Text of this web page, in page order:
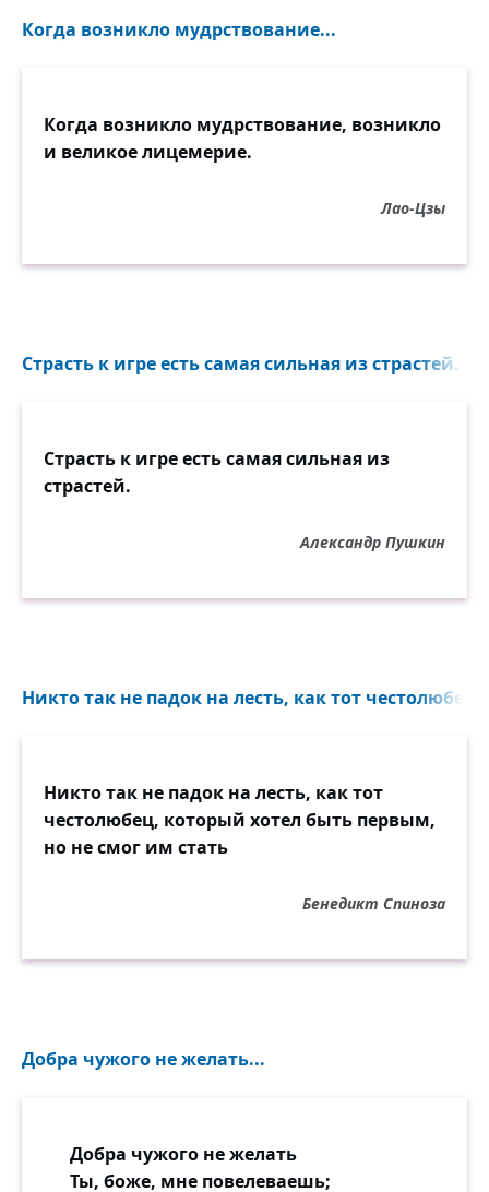
Когда возникло мудрствование...
Когда возникло мудрствование, возникло
и великое лицемерие.
Лао-Цзы
Страсть к игре есть самая сильная из страстей...
Страсть к игре есть самая сильная из
страстей.
Александр Пушкин
Никто так не падок на лесть, как тот
Никто так не падок на лесть, как тот
честолюбец, который хотел быть первым,
но не смог им стать
Бенедикт Спиноза
Добра чужого не желать...
Добра чужого не желать
Ты, боже, мне повелеваешь;